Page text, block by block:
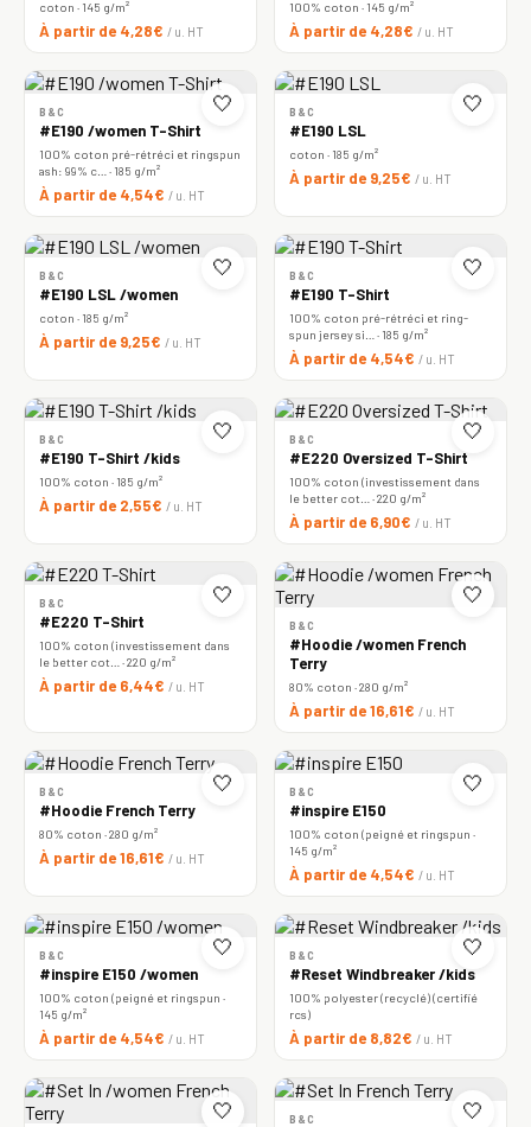
coton · 145 g/m²
À partir de 4,28€ / u. HT
100% coton · 145 g/m²
À partir de 4,28€ / u. HT
🤍
B&C
#E190 /women T-Shirt
100% coton pré-rétréci et ringspun
ash: 99% c… · 185 g/m²
À partir de 4,54€ / u. HT
🤍
B&C
#E190 LSL
coton · 185 g/m²
À partir de 9,25€ / u. HT
🤍
B&C
#E190 LSL /women
coton · 185 g/m²
À partir de 9,25€ / u. HT
🤍
B&C
#E190 T-Shirt
100% coton pré-rétréci et ring-
spun jersey si… · 185 g/m²
À partir de 4,54€ / u. HT
🤍
B&C
#E190 T-Shirt /kids
100% coton · 185 g/m²
À partir de 2,55€ / u. HT
🤍
B&C
#E220 Oversized T-Shirt
100% coton (investissement dans
le better cot… · 220 g/m²
À partir de 6,90€ / u. HT
🤍
B&C
#E220 T-Shirt
100% coton (investissement dans
le better cot… · 220 g/m²
À partir de 6,44€ / u. HT
🤍
B&C
#Hoodie /women French
Terry
80% coton · 280 g/m²
À partir de 16,61€ / u. HT
🤍
B&C
#Hoodie French Terry
80% coton · 280 g/m²
À partir de 16,61€ / u. HT
🤍
B&C
#inspire E150
100% coton (peigné et ringspun ·
145 g/m²
À partir de 4,54€ / u. HT
🤍
B&C
#inspire E150 /women
100% coton (peigné et ringspun ·
145 g/m²
À partir de 4,54€ / u. HT
🤍
B&C
#Reset Windbreaker /kids
100% polyester (recyclé) (certifié
rcs)
À partir de 8,82€ / u. HT
🤍 🤍
B&C